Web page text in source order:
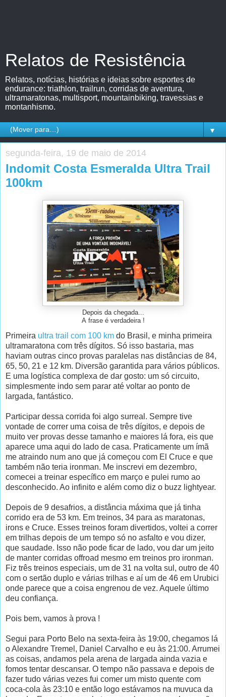
Relatos de Resistência
Relatos, notícias, histórias e ideias sobre esportes de
endurance: triathlon, trailrun, corridas de aventura,
ultramaratonas, multisport, mountainbiking, travessias e
montanhismo.
▼
segunda-feira, 19 de maio de 2014
Indomit Costa Esmeralda Ultra Trail
100km
Depois da chegada...
A frase é verdadeira !
Primeira ultra trail com 100 km do Brasil, e minha primeira
ultramaratona com três dígitos. Só isso bastaria, mas
haviam outras cinco provas paralelas nas distâncias de 84,
65, 50, 21 e 12 km. Diversão garantida para vários públicos.
E uma logística complexa de dar gosto: um só circuito,
simplesmente indo sem parar até voltar ao ponto de
largada, fantástico.
Participar dessa corrida foi algo surreal. Sempre tive
vontade de correr uma coisa de três dígitos, e depois de
muito ver provas desse tamanho e maiores lá fora, eis que
aparece uma aqui do lado de casa. Praticamente um ímã
me atraindo num ano que já começou com El Cruce e que
também não teria ironman. Me inscrevi em dezembro,
comecei a treinar específico em março e pulei rumo ao
desconhecido. Ao infinito e além como diz o buzz lightyear.
Depois de 9 desafrios, a distância máxima que já tinha
corrido era de 53 km. Em treinos, 34 para as maratonas,
irons e Cruce. Esses treinos foram divertidos, voltei a correr
em trilhas depois de um tempo só no asfalto e vou dizer,
que saudade. Isso não pode ficar de lado, vou dar um jeito
de manter corridas offroad mesmo em treinos pro ironman.
Fiz três treinos especiais, um de 31 na volta sul, outro de 40
com o sertão duplo e várias trilhas e aí um de 46 em Urubici
onde parece que a coisa engrenou de vez. Aquele último
deu confiança.
Pois bem, vamos à prova !
Segui para Porto Belo na sexta-feira às 19:00, chegamos lá
o Alexandre Tremel, Daniel Carvalho e eu às 21:00. Arrumei
as coisas, andamos pela arena de largada ainda vazia e
fomos tentar descansar. O tempo não passava e depois de
fazer tudo várias vezes fui comer um misto quente com
coca-cola às 23:10 e então logo estávamos na muvuca da